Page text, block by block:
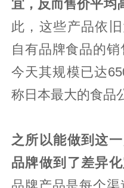
宜，反而售价平均
此，这些产品依
自有品牌食品的销
今天其规模已达
称日本最大的食品
之所以能做到这
品牌做到了差异